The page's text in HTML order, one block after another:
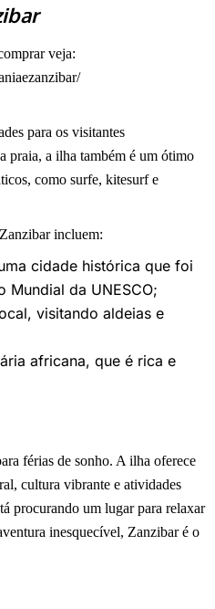
veja:
para os visitantes
praia, a ilha também é um ótimo
como surfe, kitesurf e
incluem:
cidade histórica que foi
Mundial da UNESCO;
visitando aldeias e
africana, que é rica e
férias de sonho. A ilha oferece
cultura vibrante e atividades
procurando um lugar para relaxar
inesquecível, Zanzibar é o